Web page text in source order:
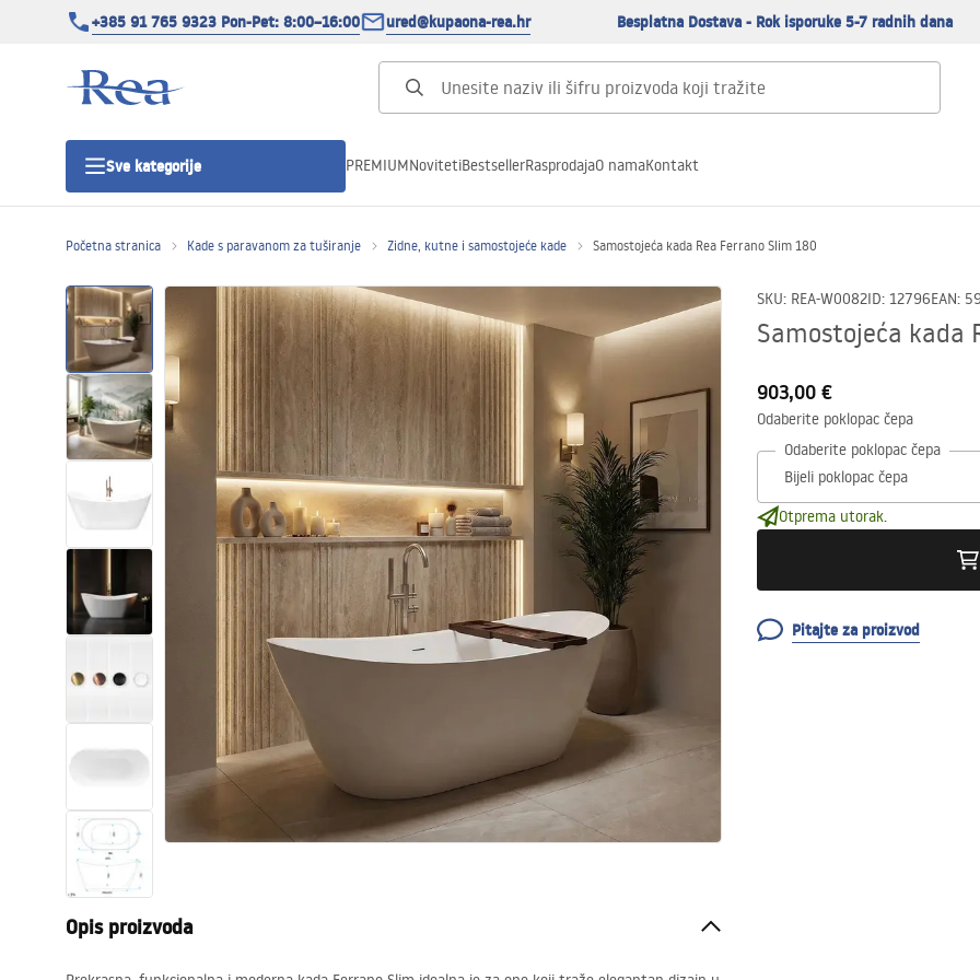
+385 91 765 9323 Pon-Pet: 8:00–16:00 ured@kupaona-rea.hr Besplatna Dostava - Rok isporuke 5-7 radnih dana
Sve kategorije
Tuš vrata
Tuš kade
Tuš Kanalice
WC školjke
Kade i paravani
Miješalice, pipe, slavine
Kuhinja
Pribor i kupaonski namještaj
PREMIUMNovitetiBestsellerRasprodajaO namaKontakt
Početna stranica Kade s paravanom za tuširanje Zidne, kutne i samostojeće kade Samostojeća kada Rea Ferrano Slim 180
SKU: REA-W0082ID: 12796EAN:
Samostojeća kada
903,00 €
Odaberite poklopac čepa
Odaberite poklopac čepa
Otprema utorak.
Pitajte za proizvod
Opis proizvoda